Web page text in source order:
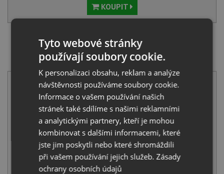
KOUPIT
SET Blanco ANDANO XL 6 S-IF Compact nerez
hedvábný lesk 523001 + Blanco MIDA-S chrom
521454
Blanco ANDANO XL 6 S-IF Compact nerez hedvábný lesk
523001
16 191 Kčs DPH
Tyto webové stránky
používají soubory cookie.
K personalizaci obsahu, reklam a analýze
návštěvnosti používáme soubory cookie.
Informace o vašem používání našich
stránek také sdílíme s našimi reklamními
a analytickými partnery, kteří je mohou
kombinovat s dalšími informacemi, které
jste jim poskytli nebo které shromáždili
při vašem používání jejich služeb.Zásady
ochrany osobních údajů